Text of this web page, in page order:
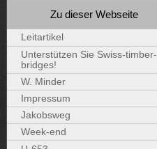
Zu dieser Webseite
Leitartikel
Unterstützen Sie Swiss-timber-
bridges!
W. Minder
Impressum
Jakobsweg
Week-end